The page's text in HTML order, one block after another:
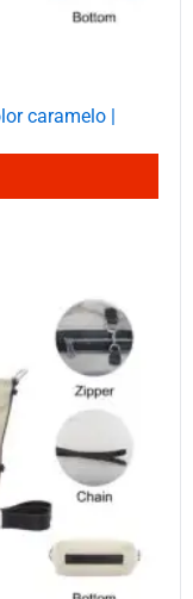
caramelo |